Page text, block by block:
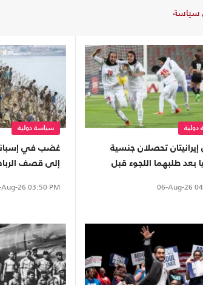
سياسة
دولية
إيرانيتان تحصلان جنسية
بعد طلبهما اللجوء قبل
06-Aug-26
سياسة دولية
غضب في
إلى قصف
2603:50 PM